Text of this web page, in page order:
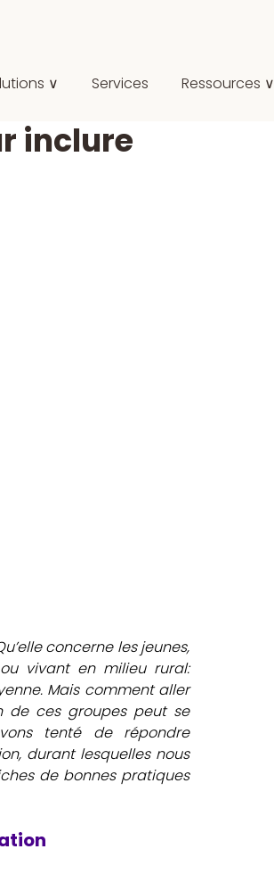
∨ Services Ressources ∨
inclure
concerne les jeunes,
vivant en milieu rural:
Mais comment aller
de ces groupes peut se
tenté de répondre
durant lesquelles nous
de bonnes pratiques